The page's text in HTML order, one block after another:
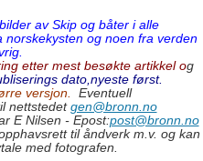
av Skip og båter i alle
og noen fra verden
etter mest besøkte artikkel og
dato,nyeste først.
versjon.
Eventuell
nettstedetgen@bronn.no
E Nilsen - Epost:post@bronn.no
til åndverk m.v. og kan
med fotografen.